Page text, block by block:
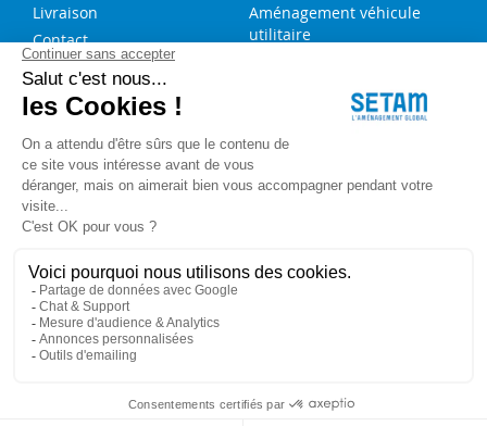
Livraison
Contact
Aménagement véhicule
utilitaire
NOS SERVICES
FAQ
Blog
Aide au choix rayonnage
Service de montage
Besoin d'aide ?
Politique de confidentialité